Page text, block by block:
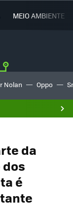
MEIO AMBIENTE
Nolan Oppo
da
é